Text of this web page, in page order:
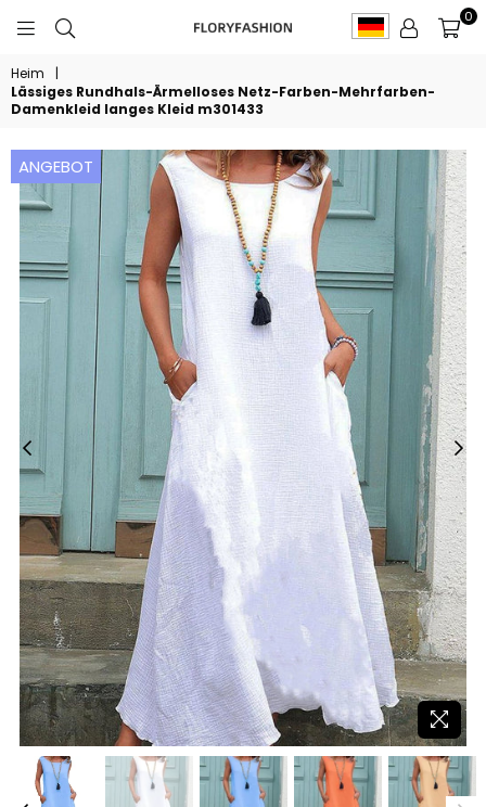
FLORYFASHION
0
Heim
|
Lässiges Rundhals-Ärmelloses Netz-Farben-Mehrfarben-
Damenkleid langes Kleid m301433
ANGEBOT